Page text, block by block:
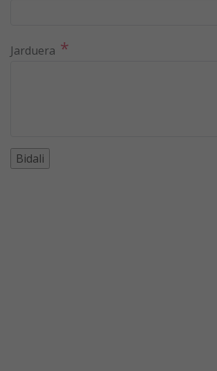
Jarduera *